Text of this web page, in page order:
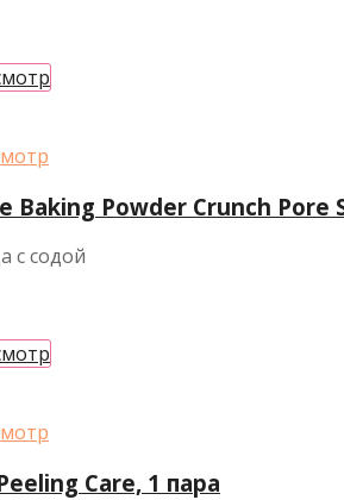
Baking Powder Crunch Pore
с содой
Care, 1 пара